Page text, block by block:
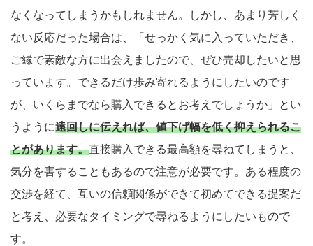
なくなってしまうかもしれません。しかし、あまり芳しく
ない反応だった場合は、「せっかく気に入っていただき、
ご縁で素敵な方に出会えましたので、ぜひ売却したいと思
っています。できるだけ歩み寄れるようにしたいのです
が、いくらまでなら購入できるとお考えでしょうか」とい
うように遠回しに伝えれば、値下げ幅を低く抑えられるこ
とがあります。直接購入できる最高額を尋ねてしまうと、
気分を害することもあるので注意が必要です。ある程度の
交渉を経て、互いの信頼関係ができて初めてできる提案だ
と考え、必要なタイミングで尋ねるようにしたいもので
す。